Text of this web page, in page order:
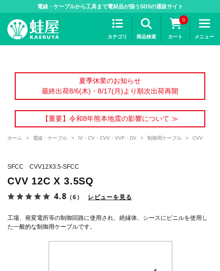
電線・ケーブルから工具まで電材品が揃うSDSの通販サイト
カテゴリ 商品検索
0
カート メニュー
夏季休業のお知らせ
最終出荷8/6(木)・8/17(月)より順次出荷再開
【重要】令和8年熊本地震の影響について ≫
ホーム > 電線・ケーブル > IV・CV・CVV・VVF・DV > 制御用ケーブル > CVV
SFCC CVV12X3.5-SFCC
CVV 12C X 3.5SQ
4.8 （6） レビューを見る
工場、発変電所等の制御回路に使用され、絶縁体、シースにビニルを使用し
た一般的な制御用ケーブルです。